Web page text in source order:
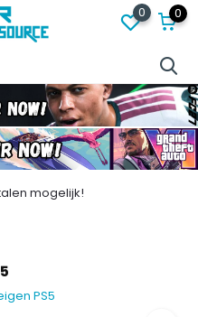
0 0
mogelijk!
PS5